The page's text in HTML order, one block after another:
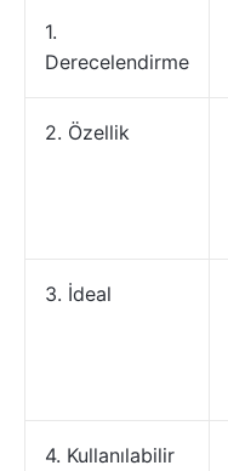
1.
Derecelendirme
2. Özellik
3. İdeal
4. Kullanılabilir